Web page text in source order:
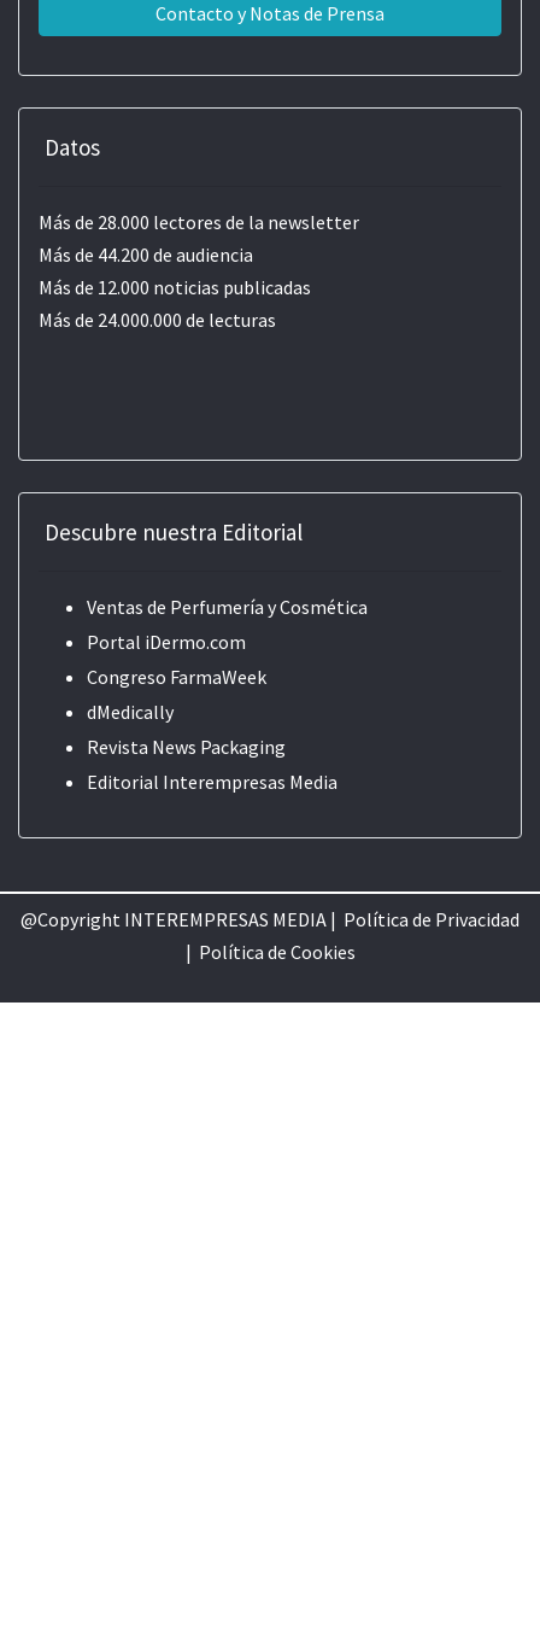
Contacto y Notas de Prensa
Datos
Más de 28.000 lectores de la newsletter
Más de 44.200 de audiencia
Más de 12.000 noticias publicadas
Más de 24.000.000 de lecturas
Descubre nuestra Editorial
Ventas de Perfumería y Cosmética
Portal iDermo.com
Congreso FarmaWeek
dMedically
Revista News Packaging
Editorial Interempresas Media
@Copyright INTEREMPRESAS MEDIA | Política de Privacidad
| Política de Cookies